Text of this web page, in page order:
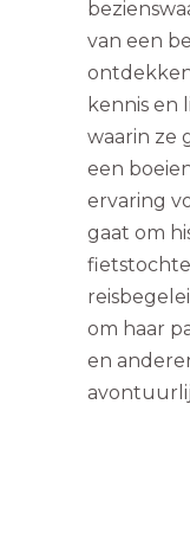
van een
kennis en
waarin ze
een
ervaring
gaat om
om haar
en